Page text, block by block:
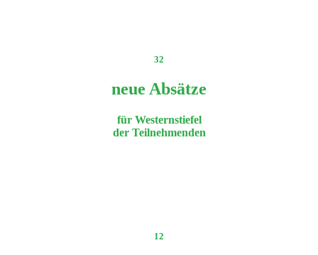
32
neue Absätze
für Westernstiefel
der Teilnehmenden
12